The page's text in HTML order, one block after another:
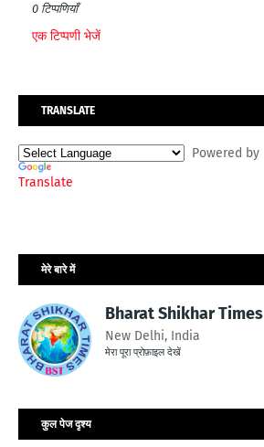
0 टिप्पणियाँ
एक टिप्पणी भेजें
TRANSLATE
Powered by
Translate
मेरे बारे में
Bharat Shikhar Times
New Delhi, India
मेरा पूरा प्रोफ़ाइल देखें
कुल पेज दृश्य